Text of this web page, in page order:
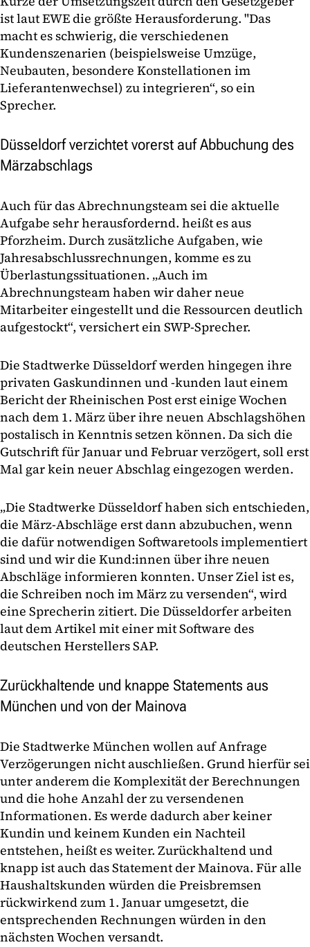
ist laut EWE die größte Herausforderung. "Das
macht es schwierig, die verschiedenen
Kundenszenarien (beispielsweise Umzüge,
Neubauten, besondere Konstellationen im
Lieferantenwechsel) zu integrieren“, so ein
Sprecher.
Düsseldorf verzichtet vorerst auf Abbuchung des
Märzabschlags
Auch für das Abrechnungsteam sei die aktuelle
Aufgabe sehr herausfordernd. heißt es aus
Pforzheim. Durch zusätzliche Aufgaben, wie
Jahresabschlussrechnungen, komme es zu
Überlastungssituationen. „Auch im
Abrechnungsteam haben wir daher neue
Mitarbeiter eingestellt und die Ressourcen deutlich
aufgestockt“, versichert ein SWP-Sprecher.
Die Stadtwerke Düsseldorf werden hingegen ihre
privaten Gaskundinnen und -kunden laut einem
Bericht der Rheinischen Post erst einige Wochen
nach dem 1. März über ihre neuen Abschlagshöhen
postalisch in Kenntnis setzen können. Da sich die
Gutschrift für Januar und Februar verzögert, soll erst
Mal gar kein neuer Abschlag eingezogen werden.
„Die Stadtwerke Düsseldorf haben sich entschieden,
die März-Abschläge erst dann abzubuchen, wenn
die dafür notwendigen Softwaretools implementiert
sind und wir die Kund:innen über ihre neuen
Abschläge informieren konnten. Unser Ziel ist es,
die Schreiben noch im März zu versenden“, wird
eine Sprecherin zitiert. Die Düsseldorfer arbeiten
laut dem Artikel mit einer mit Software des
deutschen Herstellers SAP.
Zurückhaltende und knappe Statements aus
München und von der Mainova
Die Stadtwerke München wollen auf Anfrage
Verzögerungen nicht auschließen. Grund hierfür sei
unter anderem die Komplexität der Berechnungen
und die hohe Anzahl der zu versendenen
Informationen. Es werde dadurch aber keiner
Kundin und keinem Kunden ein Nachteil
entstehen, heißt es weiter. Zurückhaltend und
knapp ist auch das Statement der Mainova. Für alle
Haushaltskunden würden die Preisbremsen
rückwirkend zum 1. Januar umgesetzt, die
entsprechenden Rechnungen würden in den
nächsten Wochen versandt.